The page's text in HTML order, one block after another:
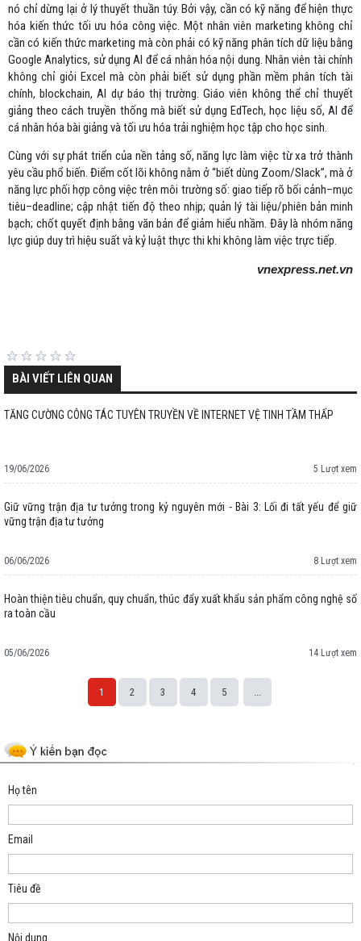
nó chỉ dừng lại ở lý thuyết thuần túy. Bởi vậy, cần có kỹ năng để hiện thực
hóa kiến thức tối ưu hóa công việc. Một nhân viên marketing không chỉ
cần có kiến thức marketing mà còn phải có kỹ năng phân tích dữ liệu bằng
Google Analytics, sử dụng AI để cá nhân hóa nội dung. Nhân viên tài chính
không chỉ giỏi Excel mà còn phải biết sử dụng phần mềm phân tích tài
chính, blockchain, AI dự báo thị trường. Giáo viên không thể chỉ thuyết
giảng theo cách truyền thống mà biết sử dụng EdTech, học liệu số, AI để
cá nhân hóa bài giảng và tối ưu hóa trải nghiệm học tập cho học sinh.
Cùng với sự phát triển của nền tảng số, năng lực làm việc từ xa trở thành
yêu cầu phổ biến. Điểm cốt lõi không nằm ở “biết dùng Zoom/Slack”, mà ở
năng lực phối hợp công việc trên môi trường số: giao tiếp rõ bối cảnh–mục
tiêu–deadline; cập nhật tiến độ theo nhịp; quản lý tài liệu/phiên bản minh
bạch; chốt quyết định bằng văn bản để giảm hiểu nhầm. Đây là nhóm năng
lực giúp duy trì hiệu suất và kỷ luật thực thi khi không làm việc trực tiếp.
vnexpress.net.vn
BÀI VIẾT LIÊN QUAN
TĂNG CƯỜNG CÔNG TÁC TUYÊN TRUYỀN VỀ INTERNET VỆ TINH TẦM THẤP
19/06/2026 5 Lượt xem
Giữ vững trận địa tư tưởng trong kỷ nguyên mới - Bài 3: Lối đi tất yếu để giữ
vững trận địa tư tưởng
06/06/2026 8 Lượt xem
Hoàn thiện tiêu chuẩn, quy chuẩn, thúc đẩy xuất khẩu sản phẩm công nghệ số
ra toàn cầu
05/06/2026 14 Lượt xem
1 2 3 4 5
Họ tên
Email
Tiêu đề
Nội dung